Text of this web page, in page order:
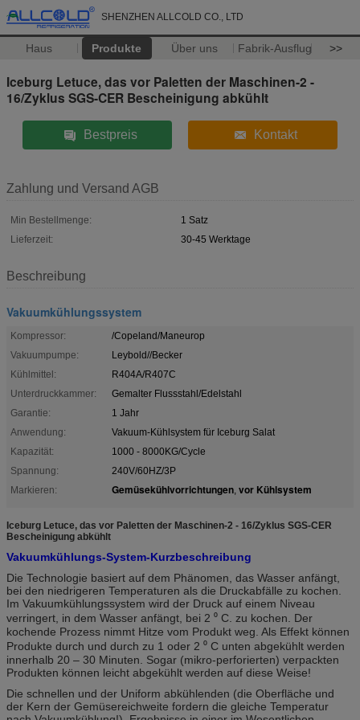
SHENZHEN ALLCOLD CO., LTD
Haus Produkte Über uns Fabrik-Ausflug >>
Iceburg Letuce, das vor Paletten der Maschinen-2 -
16/Zyklus SGS-CER Bescheinigung abkühlt
Bestpreis Kontakt
Zahlung und Versand AGB
Min Bestellmenge:
1 Satz
Lieferzeit:
30-45 Werktage
Beschreibung
Vakuumkühlungssystem
Kompressor:
/Copeland/Maneurop
Vakuumpumpe:
Leybold//Becker
Kühlmittel:
R404A/R407C
Unterdruckkammer:
Gemalter Flussstahl/Edelstahl
Garantie:
1 Jahr
Anwendung:
Vakuum-Kühlsystem für Iceburg Salat
Kapazität:
1000 - 8000KG/Cycle
Spannung:
240V/60HZ/3P
Markieren:
Gemüsekühlvorrichtungen, vor Kühlsystem
Iceburg Letuce, das vor Paletten der Maschinen-2 - 16/Zyklus SGS-CER
Bescheinigung abkühlt
Vakuumkühlungs-System-Kurzbeschreibung
Die Technologie basiert auf dem Phänomen, das Wasser anfängt,
bei den niedrigeren Temperaturen als die Druckabfälle zu kochen.
Im Vakuumkühlungssystem wird der Druck auf einem Niveau
verringert, in dem Wasser anfängt, bei 2 ⁰ C. zu kochen. Der
kochende Prozess nimmt Hitze vom Produkt weg. Als Effekt können
Produkte durch und durch zu 1 oder 2 ⁰ C unten abgekühlt werden
innerhalb 20 – 30 Minuten. Sogar (mikro-perforierten) verpackten
Produkten können leicht abgekühlt werden auf diese Weise!
Die schnellen und der Uniform abkühlenden (die Oberfläche und
der Kern der Gemüsereichweite fordern die gleiche Temperatur